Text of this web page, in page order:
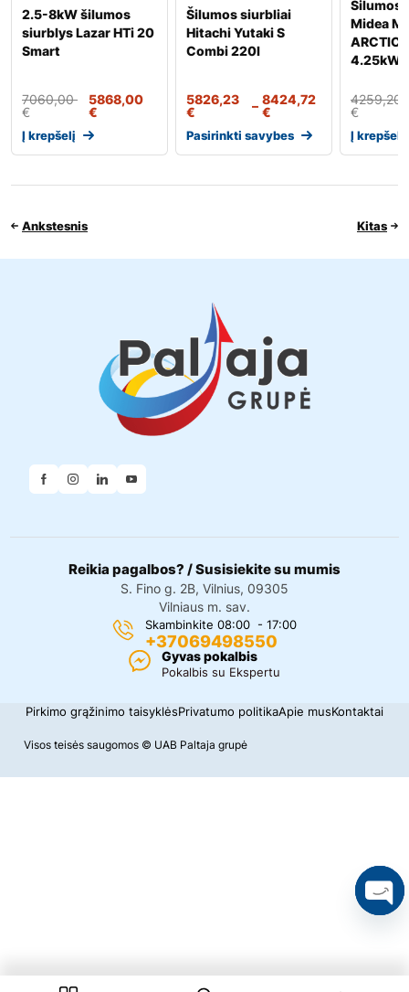
2.5-8kW šilumos
siurblys Lazar HTi 20
Smart
7060,00
€
5868,00
€
Į krepšelį
Šilumos siurbliai
Hitachi Yutaki S
Combi 220l
5826,23
€
– 8424,72
€
Pasirinkti savybes
Šilumos
Midea
ARCTIC
4.25kW
4259,20
€
Į krepšelį
Ankstesnis Kitas
Reikia pagalbos? / Susisiekite su mumis
S. Fino g. 2B, Vilnius, 09305
Vilniaus m. sav.
Skambinkite 08:00 - 17:00
+37069498550
Gyvas pokalbis
Pokalbis su Ekspertu
Visos teisės saugomos © UAB Paltaja grupė
Pirkimo grąžinimo taisyklėsPrivatumo politikaApie musKontaktai
O